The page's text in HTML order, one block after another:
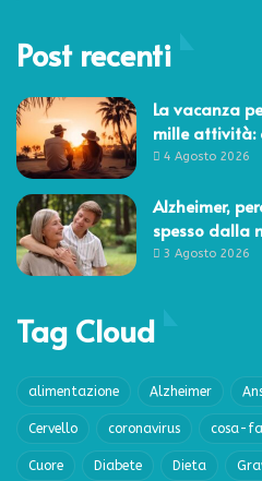
Post recenti
La vacanza
mille attività:
4 Agosto 2026
Alzheimer,
spesso dalla
3 Agosto 2026
Tag Cloud
alimentazione Alzheimer
Cervello coronavirus cosa-
Cuore Diabete Dieta